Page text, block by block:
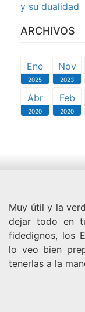
y su dualidad
ARCHIVOS
Ene
2025
Nov
2023
Abr
2020
Feb
2020
Muy útil y la
dejar todo en
fidedignos, los
lo veo bien
tenerlas a la